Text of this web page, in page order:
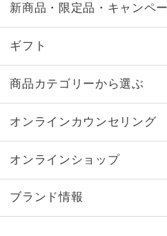
新商品・限定品・キャンペ
ギフト
商品カテゴリーから選ぶ
オンラインカウンセリング
オンラインショップ
ブランド情報